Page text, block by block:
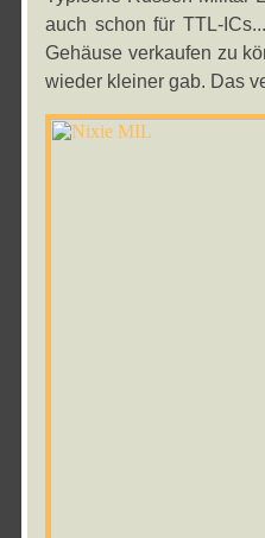
auch schon für TTL-
Gehäuse verkaufen zu
wieder kleiner gab. Das